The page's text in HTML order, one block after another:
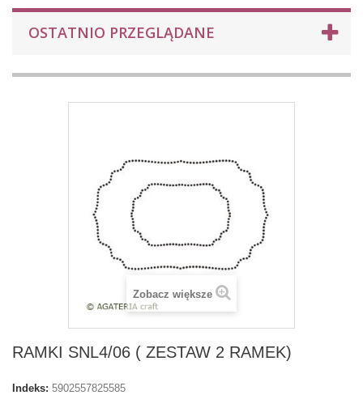
OSTATNIO PRZEGLĄDANE
Zobacz większe
RAMKI SNL4/06 ( ZESTAW 2 RAMEK)
Indeks: 5902557825585